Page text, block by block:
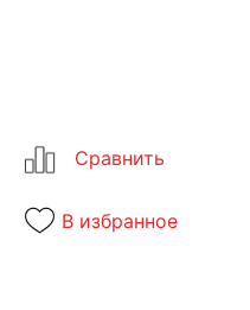
В избранное